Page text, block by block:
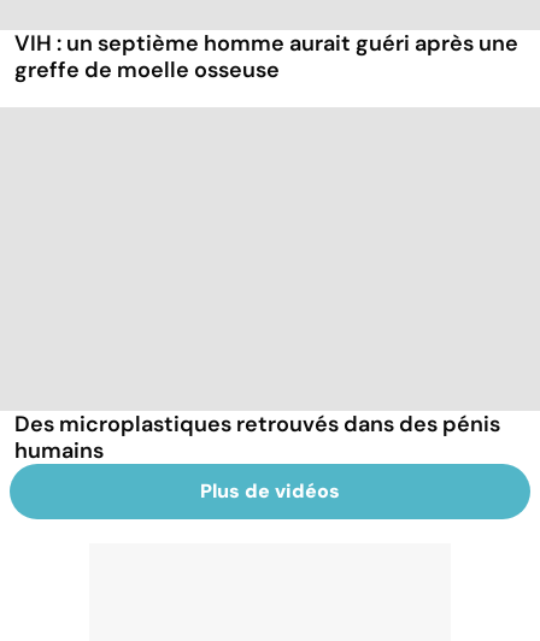
VIH : un septième homme aurait guéri après une
greffe de moelle osseuse
Des microplastiques retrouvés dans des pénis
humains
Plus de vidéos